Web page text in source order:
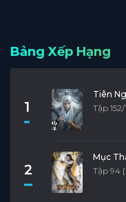
Bảng Xếp Hạng
1
Tiên
Tập
2
Mục
Tập 94